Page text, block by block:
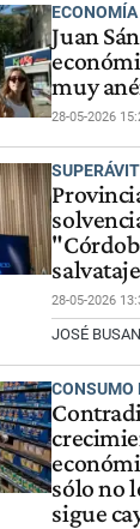
Juan
muy
28-05-2026
28-05-2026
JOSÉ
CONSUMO
sólo no
sigue